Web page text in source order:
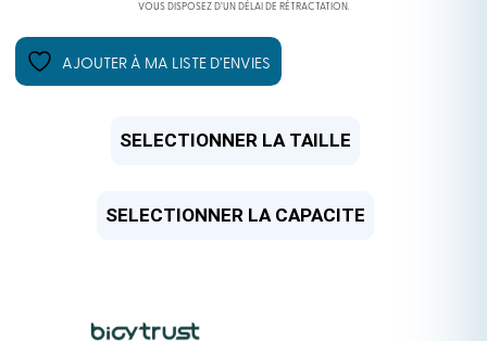
4499,00 €.
3299,00 €.
VOUS DISPOSEZ D’UN DÉLAI DE RÉTRACTATION.
AJOUTER À MA LISTE D’ENVIES